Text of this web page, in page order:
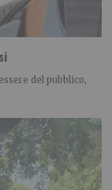
del pubblico,